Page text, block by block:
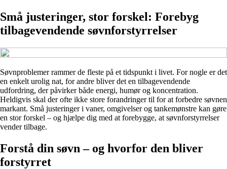
Små justeringer, stor forskel: Forebyg
tilbagevendende søvnforstyrrelser
Søvnproblemer rammer de fleste på et tidspunkt i livet. For nogle er det
en enkelt urolig nat, for andre bliver det en tilbagevendende
udfordring, der påvirker både energi, humør og koncentration.
Heldigvis skal der ofte ikke store forandringer til for at forbedre søvnen
markant. Små justeringer i vaner, omgivelser og tankemønstre kan gøre
en stor forskel – og hjælpe dig med at forebygge, at søvnforstyrrelser
vender tilbage.
Forstå din søvn – og hvorfor den bliver
forstyrret